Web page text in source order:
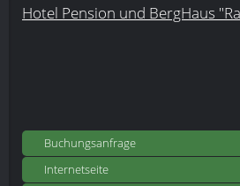
Hotel Pension und BergHaus
Buchungsanfrage
Internetseite